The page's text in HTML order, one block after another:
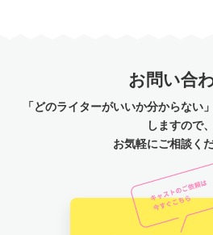
お問い合
「どのライターがいいか分からない
しますので、
お気軽にご相談くだ